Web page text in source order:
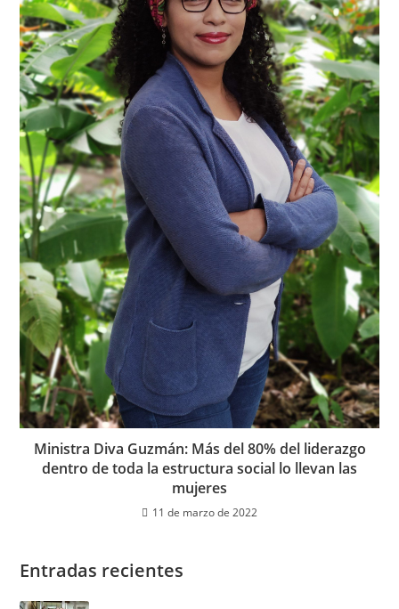
Ministra Diva Guzmán: Más del 80% del liderazgo
dentro de toda la estructura social lo llevan las
mujeres
11 de marzo de 2022
Entradas recientes